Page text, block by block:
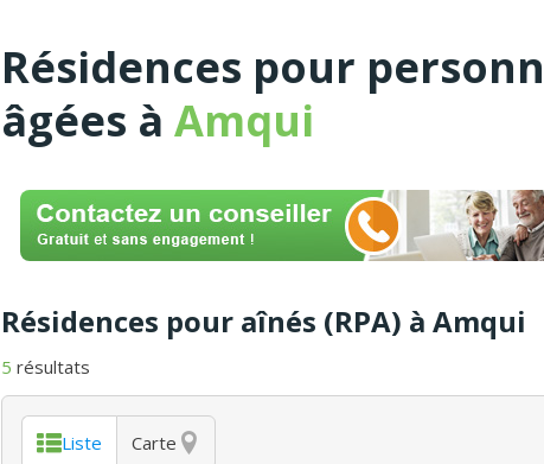
Résidences pour
âgées à Amqui
Résidences pour aînés (RPA) à Amqui
5 résultats
Liste Carte